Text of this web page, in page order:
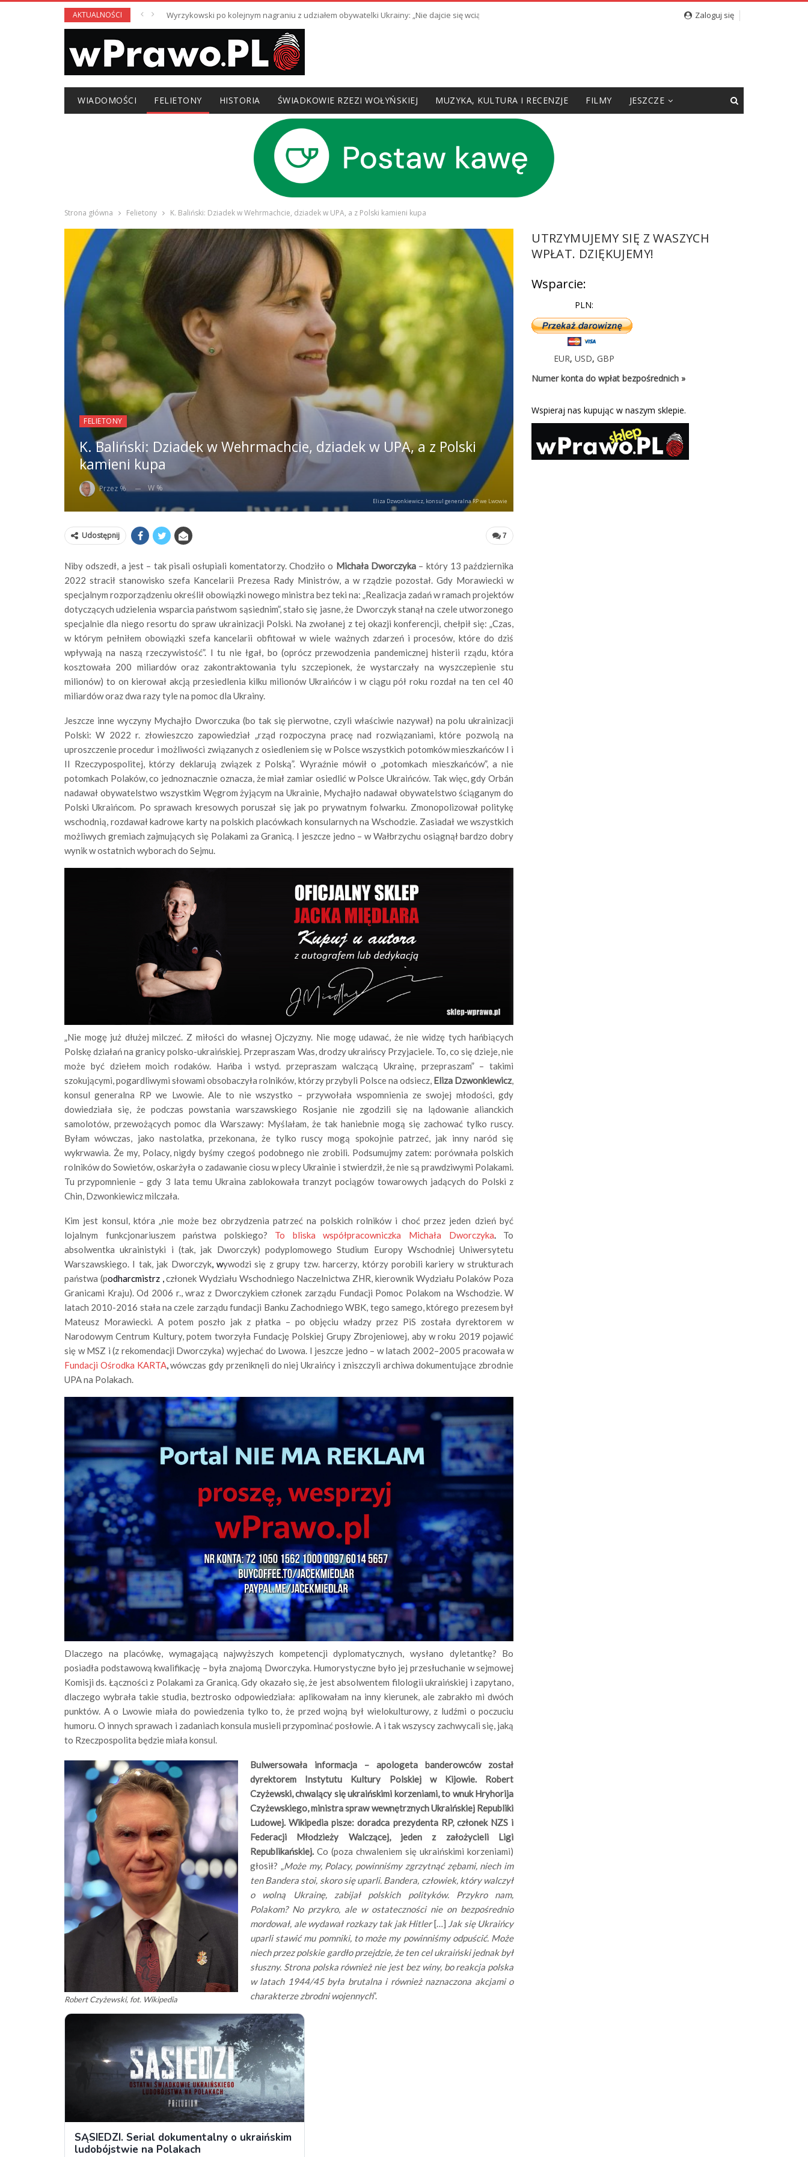
AKTUALNOŚCI Wyrzykowski po kolejnym nagraniu z udziałem obywatelki Ukrainy: „Nie dajcie się wciągnąć w prowokację” Zaloguj się
WIADOMOŚCI FELIETONY HISTORIA ŚWIADKOWIE RZEZI WOŁYŃSKIEJ MUZYKA, KULTURA I RECENZJE FILMY JESZCZE
Strona główna Felietony K. Baliński: Dziadek w Wehrmachcie, dziadek w UPA, a z Polski kamieni kupa
FELIETONY
K. Baliński: Dziadek w Wehrmachcie, dziadek w UPA, a z Polski
kamieni kupa
Przez % W %
Eliza Dzwonkiewicz, konsul generalna RP we Lwowie
7
Udostępnij
Niby odszedł, a jest – tak pisali osłupiali komentatorzy. Chodziło o Michała Dworczyka– który 13 października
2022 stracił stanowisko szefa Kancelarii Prezesa Rady Ministrów, a w rządzie pozostał. Gdy Morawiecki w
specjalnym rozporządzeniu określił obowiązki nowego ministra bez teki na: „Realizacja zadań w ramach projektów
dotyczących udzielenia wsparcia państwom sąsiednim”, stało się jasne, że Dworczyk stanął na czele utworzonego
specjalnie dla niego resortu do spraw ukrainizacji Polski. Na zwołanej z tej okazji konferencji, chełpił się: „Czas,
w którym pełniłem obowiązki szefa kancelarii obfitował w wiele ważnych zdarzeń i procesów, które do dziś
wpływają na naszą rzeczywistość”. I tu nie łgał, bo (oprócz przewodzenia pandemicznej histerii rządu, która
kosztowała 200 miliardów oraz zakontraktowania tylu szczepionek, że wystarczały na wyszczepienie stu
milionów) to on kierował akcją przesiedlenia kilku milionów Ukraińców i w ciągu pół roku rozdał na ten cel 40
miliardów oraz dwa razy tyle na pomoc dla Ukrainy.
Jeszcze inne wyczyny Mychajło Dworczuka (bo tak się pierwotne, czyli właściwie nazywał) na polu ukrainizacji
Polski: W 2022 r. złowieszczo zapowiedział „rząd rozpoczyna pracę nad rozwiązaniami, które pozwolą na
uproszczenie procedur i możliwości związanych z osiedleniem się w Polsce wszystkich potomków mieszkańców I i
II Rzeczypospolitej, którzy deklarują związek z Polską”. Wyraźnie mówił o „potomkach mieszkańców”, a nie
potomkach Polaków, co jednoznacznie oznacza, że miał zamiar osiedlić w Polsce Ukraińców. Tak więc, gdy Orbán
nadawał obywatelstwo wszystkim Węgrom żyjącym na Ukrainie, Mychajło nadawał obywatelstwo ściąganym do
Polski Ukraińcom. Po sprawach kresowych poruszał się jak po prywatnym folwarku. Zmonopolizował politykę
wschodnią, rozdawał kadrowe karty na polskich placówkach konsularnych na Wschodzie. Zasiadał we wszystkich
możliwych gremiach zajmujących się Polakami za Granicą. I jeszcze jedno – w Wałbrzychu osiągnął bardzo dobry
wynik w ostatnich wyborach do Sejmu.
„Nie mogę już dłużej milczeć. Z miłości do własnej Ojczyzny. Nie mogę udawać, że nie widzę tych hańbiących
Polskę działań na granicy polsko-ukraińskiej. Przepraszam Was, drodzy ukraińscy Przyjaciele. To, co się dzieje, nie
może być dziełem moich rodaków. Hańba i wstyd. przepraszam walczącą Ukrainę, przepraszam” – takimi
szokującymi, pogardliwymi słowami obsobaczyła rolników, którzy przybyli Polsce na odsiecz, Eliza Dzwonkiewicz,
konsul generalna RP we Lwowie. Ale to nie wszystko – przywołała wspomnienia ze swojej młodości, gdy
dowiedziała się, że podczas powstania warszawskiego Rosjanie nie zgodzili się na lądowanie alianckich
samolotów, przewożących pomoc dla Warszawy: Myślałam, że tak haniebnie mogą się zachować tylko ruscy.
Byłam wówczas, jako nastolatka, przekonana, że tylko ruscy mogą spokojnie patrzeć, jak inny naród się
wykrwawia. Że my, Polacy, nigdy byśmy czegoś podobnego nie zrobili. Podsumujmy zatem: porównała polskich
rolników do Sowietów, oskarżyła o zadawanie ciosu w plecy Ukrainie i stwierdził, że nie są prawdziwymi Polakami.
Tu przypomnienie – gdy 3 lata temu Ukraina zablokowała tranzyt pociągów towarowych jadących do Polski z
Chin, Dzwonkiewicz milczała.
Kim jest konsul, która „nie może bez obrzydzenia patrzeć na polskich rolników i choć przez jeden dzień być
lojalnym funkcjonariuszem państwa polskiego? To bliska współpracowniczka Michała Dworczyka. To
absolwentka ukrainistyki i (tak, jak Dworczyk) podyplomowego Studium Europy Wschodniej Uniwersytetu
Warszawskiego. I tak, jak Dworczyk, wywodzi się z grupy tzw. harcerzy, którzy porobili kariery w strukturach
państwa (podharcmistrz ,członek Wydziału Wschodniego Naczelnictwa ZHR, kierownik Wydziału Polaków Poza
Granicami Kraju). Od 2006 r., wraz z Dworczykiem członek zarządu Fundacji Pomoc Polakom na Wschodzie. W
latach 2010-2016 stała na czele zarządu fundacji Banku Zachodniego WBK, tego samego, którego prezesem był
Mateusz Morawiecki. A potem poszło jak z płatka – po objęciu władzy przez PiS została dyrektorem w
Narodowym Centrum Kultury, potem tworzyła Fundację Polskiej Grupy Zbrojeniowej, aby w roku 2019 pojawić
się w MSZ i (z rekomendacji Dworczyka) wyjechać do Lwowa. I jeszcze jedno – w latach 2002–2005 pracowała w
Fundacji Ośrodka KARTA,wówczas gdy przeniknęli do niej Ukraińcy i zniszczyli archiwa dokumentujące zbrodnie
UPA na Polakach.
Dlaczego na placówkę, wymagającą najwyższych kompetencji dyplomatycznych, wysłano dyletantkę? Bo
posiadła podstawową kwalifikację – była znajomą Dworczyka. Humorystyczne było jej przesłuchanie w sejmowej
Komisji ds. Łączności z Polakami za Granicą. Gdy okazało się, że jest absolwentem filologii ukraińskiej i zapytano,
dlaczego wybrała takie studia, beztrosko odpowiedziała: aplikowałam na inny kierunek, ale zabrakło mi dwóch
punktów. A o Lwowie miała do powiedzenia tylko to, że przed wojną był wielokulturowy, z ludźmi o poczuciu
humoru. O innych sprawach i zadaniach konsula musieli przypominać posłowie. A i tak wszyscy zachwycali się, jaką
to Rzeczpospolita będzie miała konsul.
Robert Czyżewski, fot. Wikipedia
Bulwersowała informacja – apologeta banderowców został
dyrektorem Instytutu Kultury Polskiej w Kijowie. Robert
Czyżewski, chwalący się ukraińskimi korzeniami, to wnuk Hryhorija
Czyżewskiego, ministra spraw wewnętrznych Ukraińskiej Republiki
Ludowej. Wikipedia pisze: doradca prezydenta RP, członek NZS i
Federacji Młodzieży Walczącej, jeden z założycieli Ligi
Republikańskiej.Co (poza chwaleniem się ukraińskimi korzeniami)
głosił? „Może my, Polacy, powinniśmy zgrzytnąć zębami, niech im
ten Bandera stoi, skoro się uparli. Bandera, człowiek, który walczył
o wolną Ukrainę, zabijał polskich polityków. Przykro nam,
Polakom? No przykro, ale w ostateczności nie on bezpośrednio
mordował, ale wydawał rozkazy tak jak Hitler[…] Jak się Ukraińcy
uparli stawić mu pomniki, to może my powinniśmy odpuścić. Może
niech przez polskie gardło przejdzie, że ten cel ukraiński jednak był
słuszny. Strona polska również nie jest bez winy, bo reakcja polska
w latach 1944/45 była brutalna i również naznaczona akcjami o
charakterze zbrodni wojennych”.
UTRZYMUJEMY SIĘ Z WASZYCH
WPŁAT. DZIĘKUJEMY!
Wsparcie:
PLN:
EUR,USD,GBP
Numer konta do wpłat bezpośrednich »
Wspieraj nas kupując w naszym sklepie.